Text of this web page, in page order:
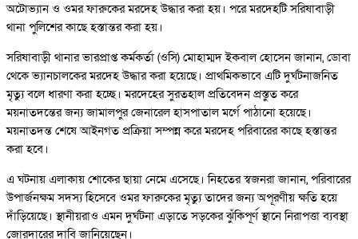
অটোভ্যান ও ওমর ফারুকের মরদেহ উদ্ধার করা হয়। পরে মরদেহটি সরিষাবাড়ী
থানা পুলিশের কাছে হস্তান্তর করা হয়।
সরিষাবাড়ী থানার ভারপ্রাপ্ত কর্মকর্তা (ওসি) মোহাম্মদ ইকবাল হোসেন জানান, ডোবা
থেকে ভ্যানচালকের মরদেহ উদ্ধার করা হয়েছে। প্রাথমিকভাবে এটি দুর্ঘটনাজনিত
মৃত্যু বলে ধারণা করা হচ্ছে। মরদেহের সুরতহাল প্রতিবেদন প্রস্তুত করে
ময়নাতদন্তের জন্য জামালপুর জেনারেল হাসপাতাল মর্গে পাঠানো হয়েছে।
ময়নাতদন্ত শেষে আইনগত প্রক্রিয়া সম্পন্ন করে মরদেহ পরিবারের কাছে হস্তান্তর
করা হবে।
এ ঘটনায় এলাকায় শোকের ছায়া নেমে এসেছে। নিহতের স্বজনরা জানান, পরিবারের
উপার্জনক্ষম সদস্য হিসেবে ওমর ফারুকের মৃত্যু তাদের জন্য অপূরণীয় ক্ষতি হয়ে
দাঁড়িয়েছে। স্থানীয়রাও এমন দুর্ঘটনা এড়াতে সড়কের ঝুঁকিপূর্ণ স্থানে নিরাপত্তা ব্যবস্থা
জোরদারের দাবি জানিয়েছেন।